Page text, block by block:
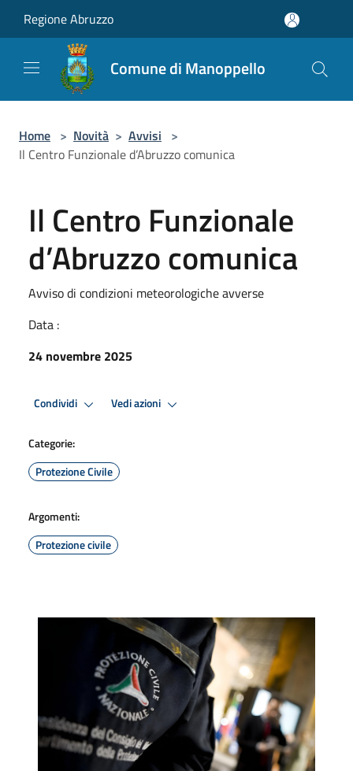
Regione Abruzzo
Comune di Manoppello
Home > Novità > Avvisi >
Il Centro Funzionale d’Abruzzo comunica
Il Centro Funzionale
d’Abruzzo comunica
Avviso di condizioni meteorologiche avverse
Data :
24 novembre 2025
Condividi Vedi azioni
Categorie:
Protezione Civile
Argomenti:
Protezione civile